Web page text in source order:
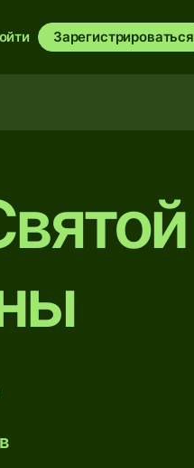
Зарегистрироваться